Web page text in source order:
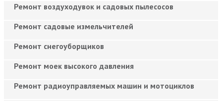
Ремонт воздуходувок и садовых пылесосов
Ремонт садовые измельчителей
Ремонт снегоуборщиков
Ремонт моек высокого давления
Ремонт радиоуправляемых машин и мотоциклов